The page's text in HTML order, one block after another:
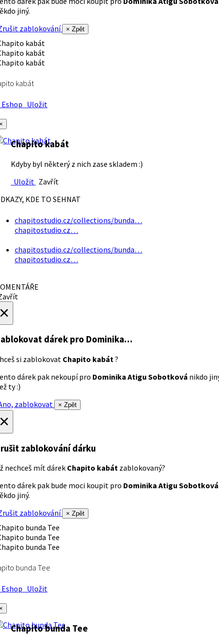
jiný.
zablokování
× Zpět
kabát
Uložit
Chapito kabát
Kdyby byl některý z nich zase skladem :)
Uložit Zavřít
KDE TO SEHNAT
chapitostudio.cz/collections/bunda…
chapitostudio.cz…
chapitostudio.cz/collections/bunda…
chapitostudio.cz…
dárek pro Dominika…
si zablokovat Chapito kabát ?
dárek pak nekoupí pro Dominika Atigu Sobotková nikdo
ty :)
zablokovat
× Zpět
zablokování dárku
nechceš mít dárek Chapito kabát zablokovaný?
dárek pak bude moci koupit pro Dominika Atigu Sobotková
jiný.
zablokování
× Zpět
bunda Tee
Uložit
Chapito bunda Tee